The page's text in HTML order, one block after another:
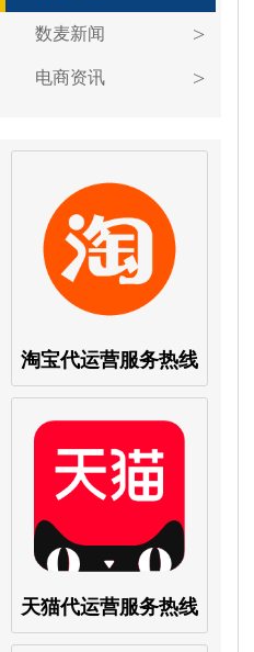
数麦新闻
电商资讯
淘宝代运营服务热线
天猫代运营服务热线